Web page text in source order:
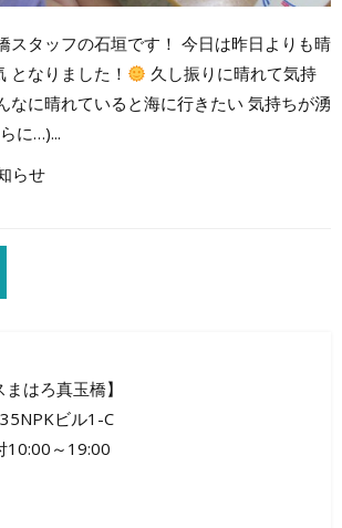
スタッフの石垣です！ 今日は昨日よりも晴
となりました！
久し振りに晴れて気持
なに晴れていると海に行きたい 気持ちが湧
に…)...
らせ
はろ真玉橋】
ビル1-C
～19:00